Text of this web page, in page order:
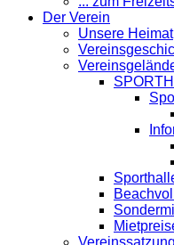
Der Verein
Unsere Heimat